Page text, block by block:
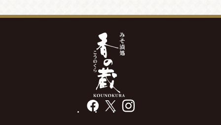
facebook instagram